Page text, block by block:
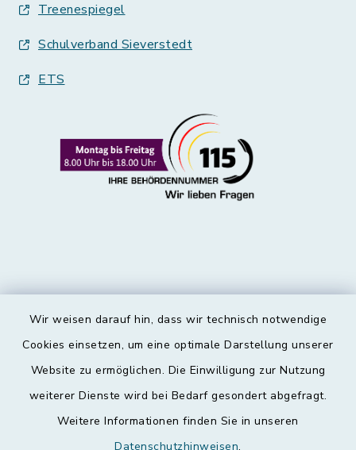
Wir weisen darauf hin, dass wir technisch notwendige
Cookies einsetzen, um eine optimale Darstellung unserer
Website zu ermöglichen. Die Einwilligung zur Nutzung
weiterer Dienste wird bei Bedarf gesondert abgefragt.
Weitere Informationen finden Sie in unseren
Datenschutzhinweisen.
Treenespiegel
Schulverband Sieverstedt
ETS
Kontakt
Datenschutz